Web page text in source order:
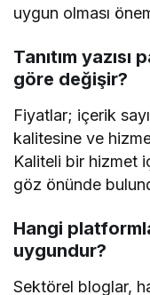
uygun olması
Tanıtım
göre değişir?
Fiyatlar; içerik
kalitesine ve
Kaliteli bir hizmet
göz önünde
Hangi
uygundur?
Sektörel bloglar,